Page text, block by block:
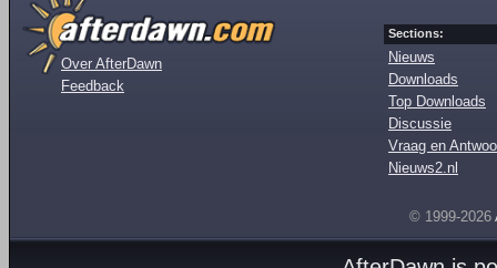
Over AfterDawn
Feedback
Sections:
Nieuws
Downloads
Top Downloads
Discussie
Vraag en
Nieuws2.nl
© 1999-2026